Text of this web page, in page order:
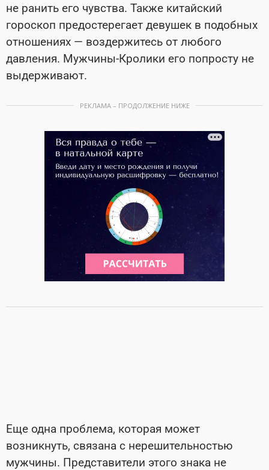
не ранить его чувства. Также китайский
гороскоп предостерегает девушек в подобных
отношениях — воздержитесь от любого
давления. Мужчины-Кролики его попросту не
выдерживают.
РЕКЛАМА – ПРОДОЛЖЕНИЕ НИЖЕ
Еще одна проблема, которая может
возникнуть, связана с нерешительностью
мужчины. Представители этого знака не